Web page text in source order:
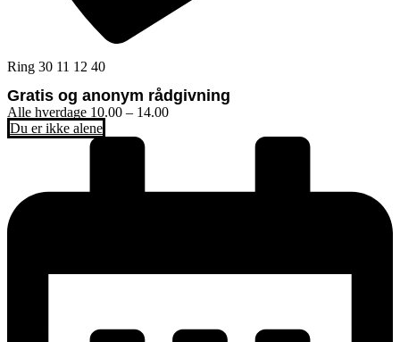
Ring 30 11 12 40
Gratis og anonym rådgivning
Alle hverdage 10.00 – 14.00
Du er ikke alene